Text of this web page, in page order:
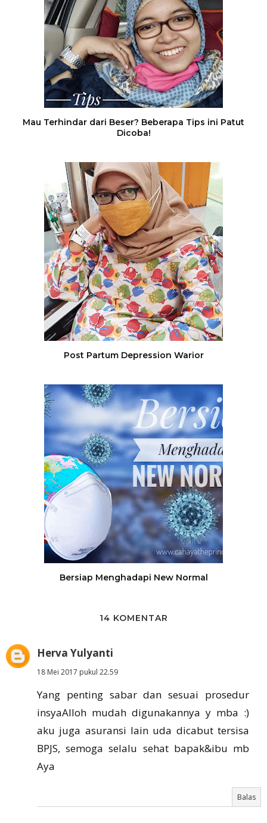
Mau Terhindar dari Beser? Beberapa Tips ini Patut
Dicoba!
Post Partum Depression Warior
Bersiap Menghadapi New Normal
14 KOMENTAR
Herva Yulyanti
18 Mei 2017 pukul 22.59
Yang penting sabar dan sesuai prosedur
insyaAlloh mudah digunakannya y mba :)
aku juga asuransi lain uda dicabut tersisa
BPJS, semoga selalu sehat bapak&ibu mb
Aya
Balas